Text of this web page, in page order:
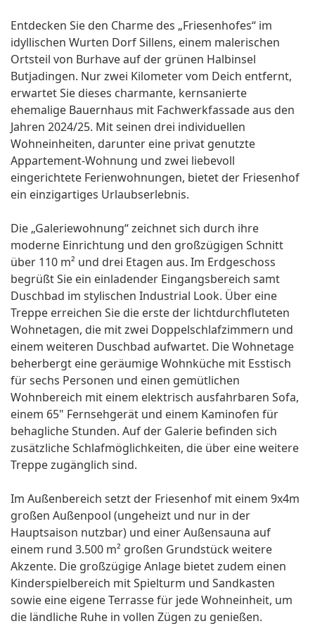
Entdecken Sie den Charme des „Friesenhofes“ im
idyllischen Wurten Dorf Sillens, einem malerischen
Ortsteil von Burhave auf der grünen Halbinsel
Butjadingen. Nur zwei Kilometer vom Deich entfernt,
erwartet Sie dieses charmante, kernsanierte
ehemalige Bauernhaus mit Fachwerkfassade aus den
Jahren 2024/25. Mit seinen drei individuellen
Wohneinheiten, darunter eine privat genutzte
Appartement-Wohnung und zwei liebevoll
eingerichtete Ferienwohnungen, bietet der Friesenhof
ein einzigartiges Urlaubserlebnis.
Die „Galeriewohnung“ zeichnet sich durch ihre
moderne Einrichtung und den großzügigen Schnitt
über 110 m² und drei Etagen aus. Im Erdgeschoss
begrüßt Sie ein einladender Eingangsbereich samt
Duschbad im stylischen Industrial Look. Über eine
Treppe erreichen Sie die erste der lichtdurchfluteten
Wohnetagen, die mit zwei Doppelschlafzimmern und
einem weiteren Duschbad aufwartet. Die Wohnetage
beherbergt eine geräumige Wohnküche mit Esstisch
für sechs Personen und einen gemütlichen
Wohnbereich mit einem elektrisch ausfahrbaren Sofa,
einem 65" Fernsehgerät und einem Kaminofen für
behagliche Stunden. Auf der Galerie befinden sich
zusätzliche Schlafmöglichkeiten, die über eine weitere
Treppe zugänglich sind.
Im Außenbereich setzt der Friesenhof mit einem 9x4m
großen Außenpool (ungeheizt und nur in der
Hauptsaison nutzbar) und einer Außensauna auf
einem rund 3.500 m² großen Grundstück weitere
Akzente. Die großzügige Anlage bietet zudem einen
Kinderspielbereich mit Spielturm und Sandkasten
sowie eine eigene Terrasse für jede Wohneinheit, um
die ländliche Ruhe in vollen Zügen zu genießen.